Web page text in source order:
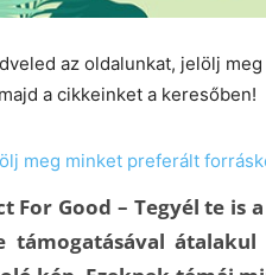
az oldalunkat, jelölj
a cikkeinket a keresőben!
meg minket preferált
For Good – Tegyél te
támogatásával